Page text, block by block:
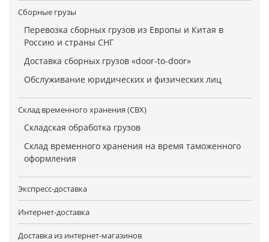
Сборные грузы
Перевозка сборных грузов из Европы и Китая в
Россию и страны СНГ
Доставка сборных грузов «door-to-door»
Обслуживание юридических и физических лиц
Склад временного хранения (СВХ)
Складская обработка грузов
Склад временного хранения на время таможенного
оформления
Экспресс-доставка
Интернет-доставка
Доставка из интернет-магазинов